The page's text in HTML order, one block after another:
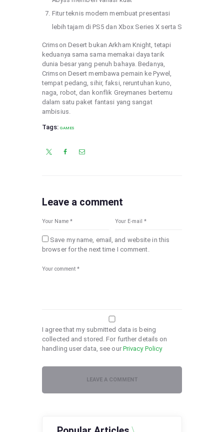
Fitur teknis modern membuat presentasi
lebih tajam di PS5 dan Xbox Series X serta S
Crimson Desert bukan Arkham Knight, tetapi
keduanya sama sama memakai daya tarik
dunia besar yang penuh bahaya. Bedanya,
Crimson Desert membawa pemain ke Pywel,
tempat pedang, sihir, faksi, reruntuhan kuno,
naga, robot, dan konflik Greymanes bertemu
dalam satu paket fantasi yang sangat
ambisius.
Tags: GAMES
Leave a comment
Save my name, email, and website in this
browser for the next time I comment.
I agree that my submitted data is being
collected and stored. For further details on
handling user data, see our Privacy Policy